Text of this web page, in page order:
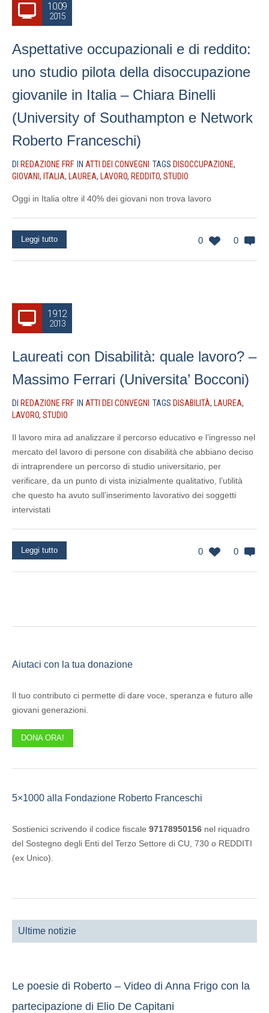
10.09
2015
Aspettative occupazionali e di reddito:
uno studio pilota della disoccupazione
giovanile in Italia – Chiara Binelli
(University of Southampton e Network
Roberto Franceschi)
DI REDAZIONE FRF IN ATTI DEI CONVEGNI TAGS DISOCCUPAZIONE,
GIOVANI , ITALIA, LAUREA, LAVORO, REDDITO, STUDIO
Oggi in Italia oltre il 40% dei giovani non trova lavoro
0 0
Leggi tutto
19.12
2013
Laureati con Disabilità: quale lavoro? –
Massimo Ferrari (Universita’ Bocconi)
DI REDAZIONE FRF IN ATTI DEI CONVEGNI TAGS DISABILITÀ, LAUREA,
LAVORO, STUDIO
Il lavoro mira ad analizzare il percorso educativo e l’ingresso nel
mercato del lavoro di persone con disabilità che abbiano deciso
di intraprendere un percorso di studio universitario, per
verificare, da un punto di vista inizialmente qualitativo, l’utilità
che questo ha avuto sull’inserimento lavorativo dei soggetti
intervistati
0 0
Leggi tutto
Aiutaci con la tua donazione
Il tuo contributo ci permette di dare voce, speranza e futuro alle
giovani generazioni.
DONA ORA!
5×1000 alla Fondazione Roberto Franceschi
Sostienici scrivendo il codice fiscale 97178950156 nel riquadro
del Sostegno degli Enti del Terzo Settore di CU, 730 o REDDITI
(ex Unico).
Ultime notizie
Le poesie di Roberto – Video di Anna Frigo con la
partecipazione di Elio De Capitani